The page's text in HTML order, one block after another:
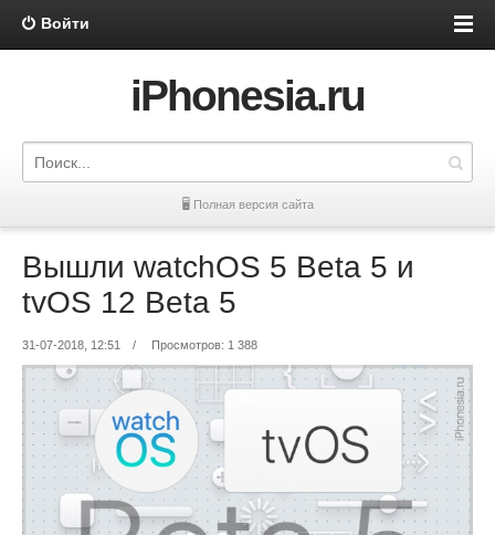
Войти
iPhonesia.ru
🖥 Полная версия сайта
Вышли watchOS 5 Beta 5 и
tvOS 12 Beta 5
31-07-2018, 12:51 / Просмотров: 1 388